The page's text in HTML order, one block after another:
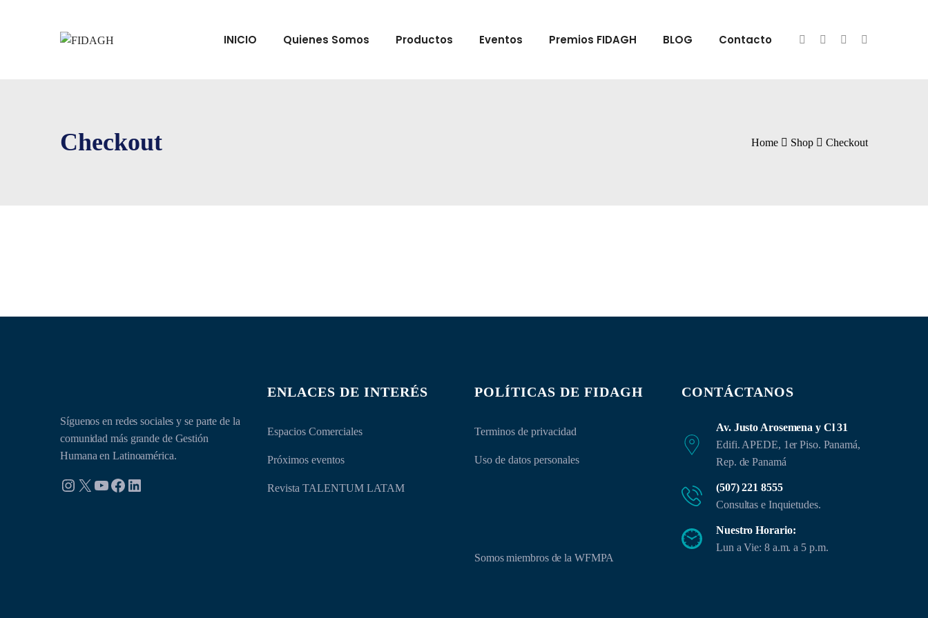
INICIO Quienes Somos Productos Eventos Premios FIDAGH BLOG Contacto
Checkout Home Shop Checkout
Síguenos en redes sociales y se parte de la
comunidad más grande de Gestión
Humana en Latinoamérica.
Instagram
X YouTube
Facebook
LinkedIn
ENLACES DE INTERÉS
Espacios Comerciales
Próximos eventos
Revista TALENTUM LATAM
POLÍTICAS DE FIDAGH
Terminos de privacidad
Uso de datos personales
Somos miembros de la WFMPA
CONTÁCTANOS
Av. Justo Arosemena y Cl 31
Edifi. APEDE, 1er Piso. Panamá,
Rep. de Panamá
(507) 221 8555
Consultas e Inquietudes.
Nuestro Horario:
Lun a Vie: 8 a.m. a 5 p.m.